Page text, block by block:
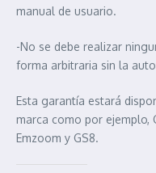
manual de usuario.
-No se debe realizar
forma arbitraria sin la
Esta garantía estará
marca como por ejemplo,
Emzoom y GS8.